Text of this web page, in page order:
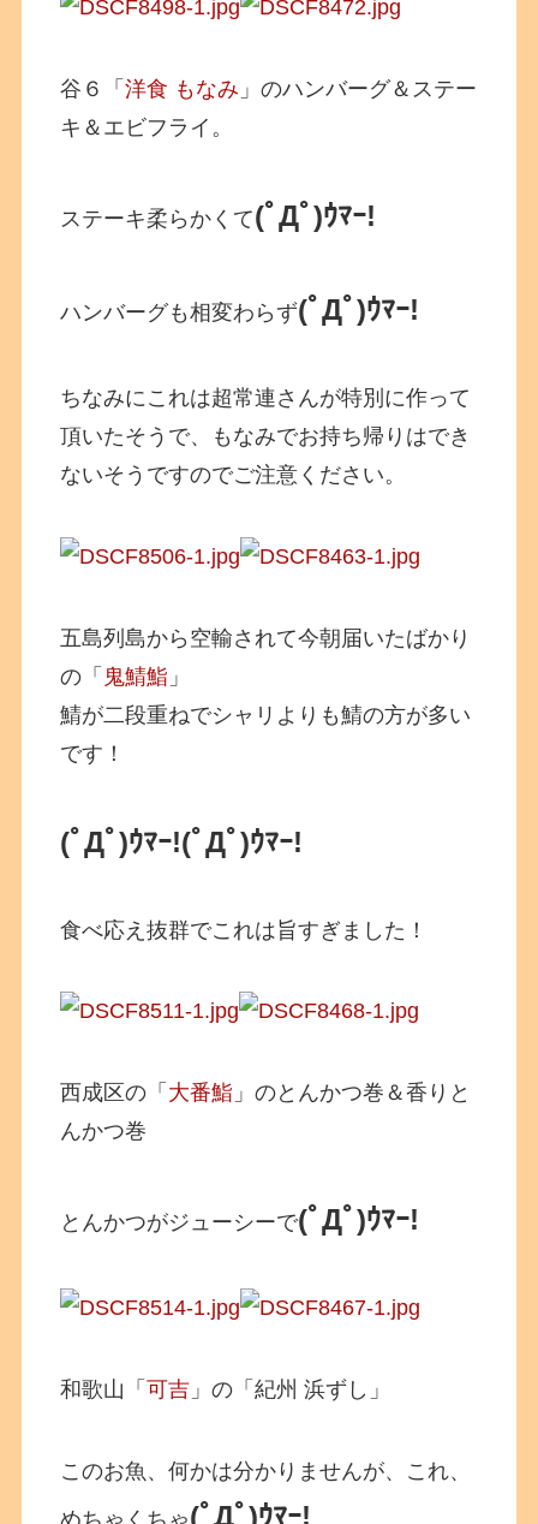
谷６「洋食 もなみ 」のハンバーグ＆ステー
キ＆エビフライ。
ステーキ柔らかくて(ﾟДﾟ)ｳﾏｰ!
ハンバーグも相変わらず(ﾟДﾟ)ｳﾏｰ!
ちなみにこれは超常連さんが特別に作って
頂いたそうで、もなみでお持ち帰りはでき
ないそうですのでご注意ください。
五島列島から空輸されて今朝届いたばかり
の「 鬼鯖鮨 」
鯖が二段重ねでシャリよりも鯖の方が多い
です！
(ﾟДﾟ)ｳﾏｰ!(ﾟДﾟ)ｳﾏｰ!
食べ応え抜群でこれは旨すぎました！
西成区の「 大番鮨 」のとんかつ巻＆香りと
んかつ巻
とんかつがジューシーで(ﾟДﾟ)ｳﾏｰ!
和歌山「可吉 」の「紀州 浜ずし」
このお魚、何かは分かりませんが、これ、
めちゃくちゃ(ﾟДﾟ)ｳﾏｰ!